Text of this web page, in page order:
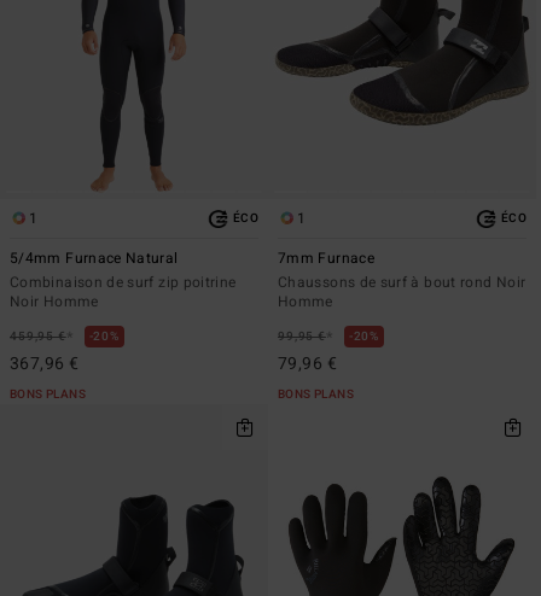
1 ÉCO
5/4mm Furnace Natural
Combinaison de surf zip poitrine
Noir Homme
459,95 €* 20%
367,96 €
BONS PLANS
1 ÉCO
7mm Furnace
Chaussons de surf à bout rond Noir
Homme
99,95 €* 20%
79,96 €
BONS PLANS